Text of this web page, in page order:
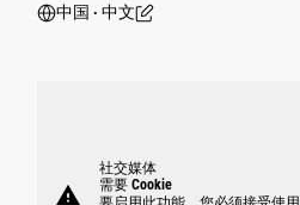
中国 ‧ 中文
warning
社交媒体
需要 Cookie